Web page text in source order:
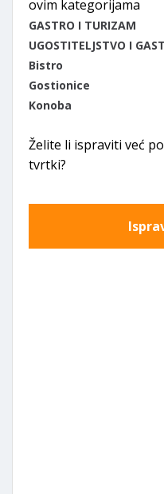
ovim kategorijama
GASTRO I TURIZAM
UGOSTITELJSTVO I
Bistro
Gostionice
Konoba
Želite li ispraviti već
tvrtki?